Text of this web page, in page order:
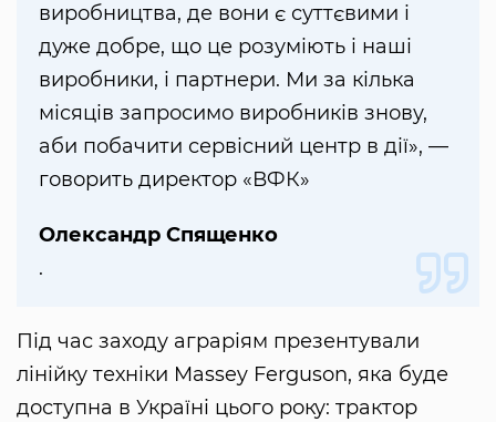
виробництва, де вони є суттєвими і
дуже добре, що це розуміють і наші
виробники, і партнери. Ми за кілька
місяців запросимо виробників знову,
аби побачити сервісний центр в дії», —
говорить директор «ВФК»
Олександр Спященко
.
Під час заходу аграріям презентували
лінійку техніки Massey Ferguson, яка буде
доступна в Україні цього року: трактор